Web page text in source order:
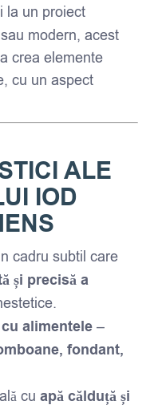
la un proiect
modern, acest
crea elemente
cu un aspect
ALE
IOD
cadru subtil care
și precisă a
alimentele –
fondant,
cu apă călduță și